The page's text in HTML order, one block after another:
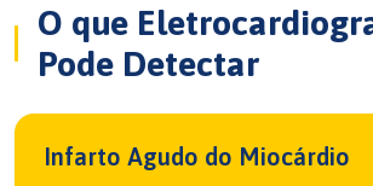
O que
Pode Detectar
Infarto Agudo do Miocárdio